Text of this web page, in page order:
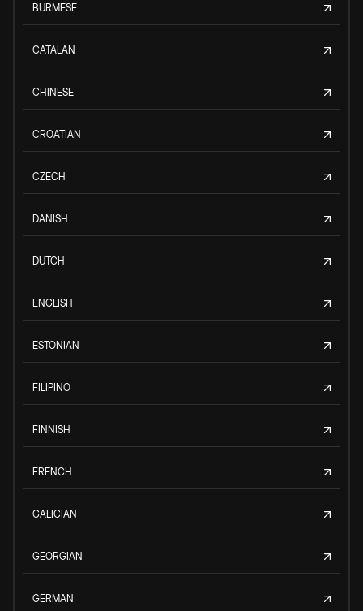
BURMESE
CATALAN
CHINESE
CROATIAN
CZECH
DANISH
DUTCH
ENGLISH
ESTONIAN
FILIPINO
FINNISH
FRENCH
GALICIAN
GEORGIAN
GERMAN